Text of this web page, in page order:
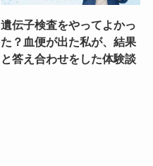
遺伝子検査をやってよかっ
た？血便が出た私が、結果
と答え合わせをした体験談